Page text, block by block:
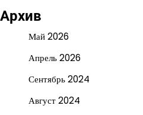
Архив
Май 2026
Апрель 2026
Сентябрь 2024
Август 2024